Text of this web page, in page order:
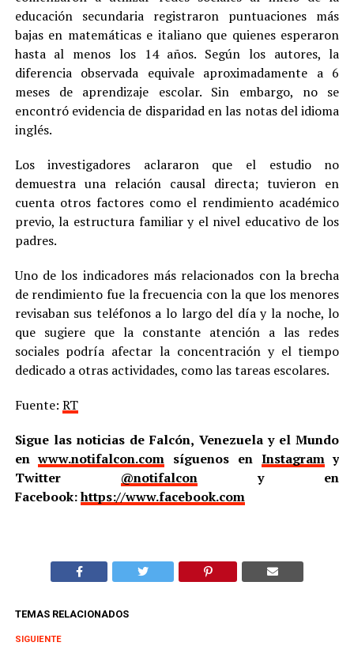
educación secundaria registraron puntuaciones más
bajas en matemáticas e italiano que quienes esperaron
hasta al menos los 14 años. Según los autores, la
diferencia observada equivale aproximadamente a 6
meses de aprendizaje escolar. Sin embargo, no se
encontró evidencia de disparidad en las notas del idioma
inglés.
Los investigadores aclararon que el estudio no
demuestra una relación causal directa; tuvieron en
cuenta otros factores como el rendimiento académico
previo, la estructura familiar y el nivel educativo de los
padres.
Uno de los indicadores más relacionados con la brecha
de rendimiento fue la frecuencia con la que los menores
revisaban sus teléfonos a lo largo del día y la noche, lo
que sugiere que la constante atención a las redes
sociales podría afectar la concentración y el tiempo
dedicado a otras actividades, como las tareas escolares.
Fuente: RT
Sigue las noticias de Falcón, Venezuela y el Mundo
enwww.notifalcon.com síguenos en Instagramy
Twitter @notifalcony en
Facebook:https://www.facebook.com
TEMAS RELACIONADOS
SIGUIENTE